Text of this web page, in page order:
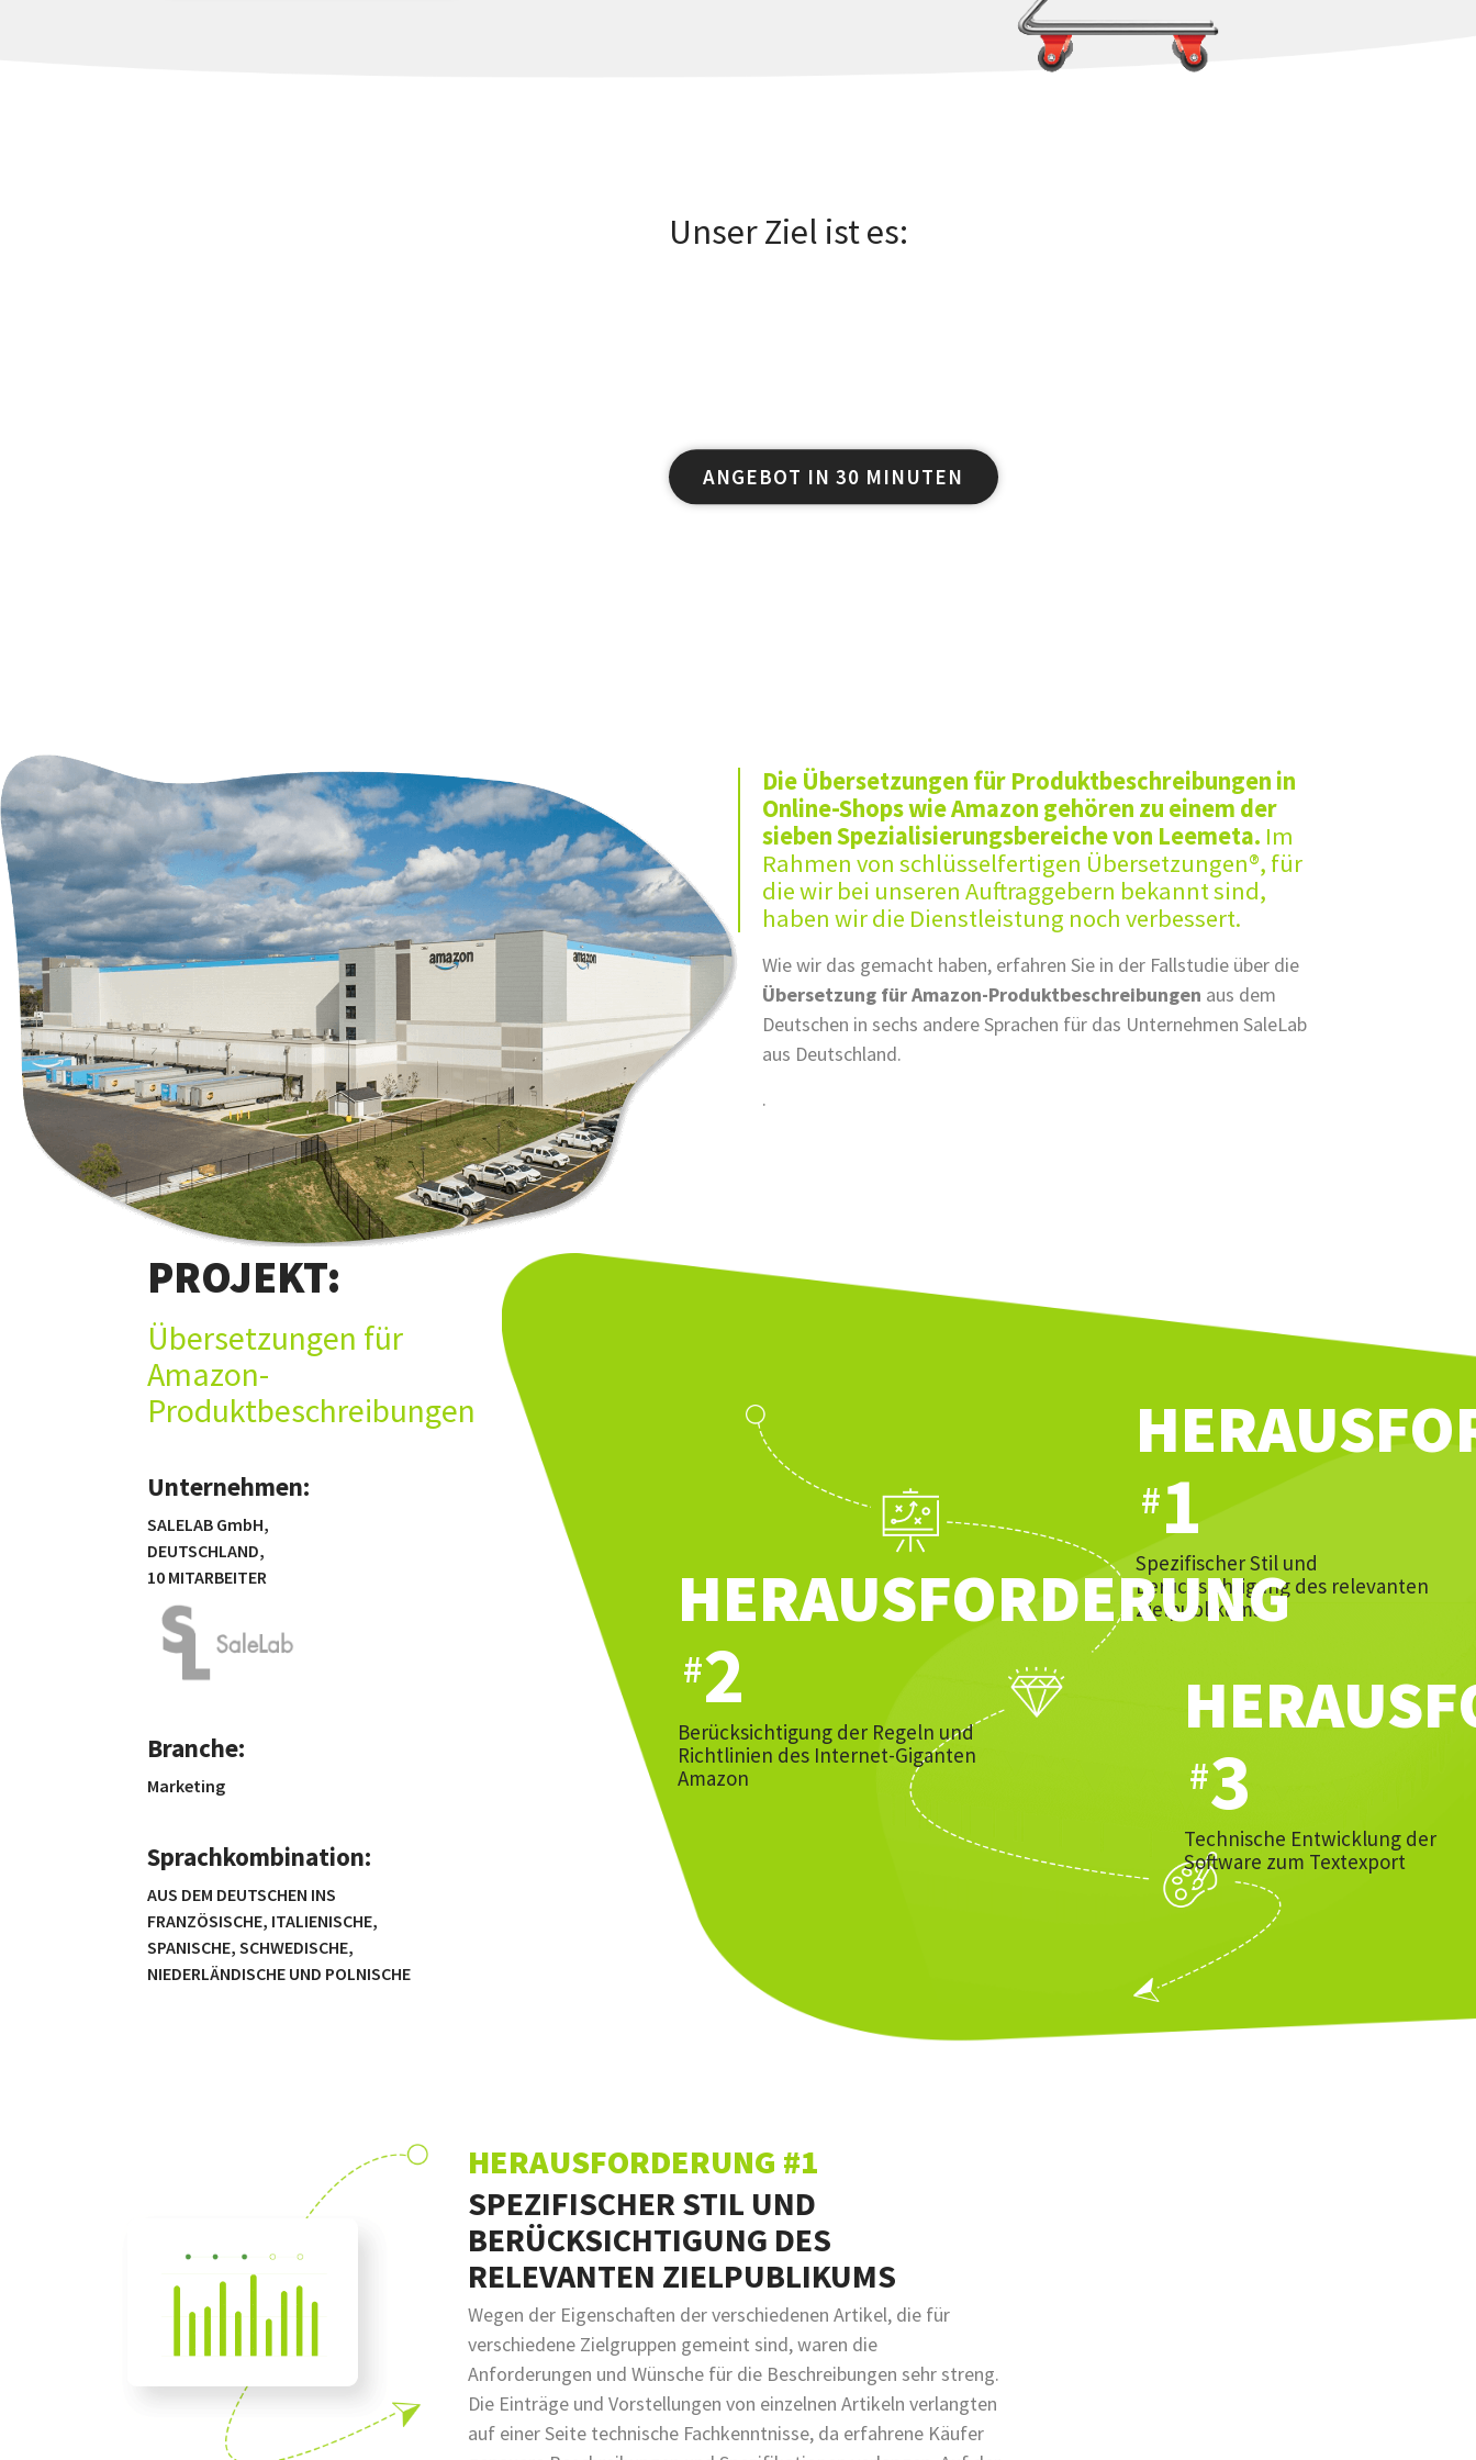
Unser Ziel ist es:
ANGEBOT IN 30 MINUTEN
Die Übersetzungen für Produktbeschreibungen in
Online-Shops wie Amazon gehören zu einem der
sieben Spezialisierungsbereiche von Leemeta. Im
Rahmen von schlüsselfertigen Übersetzungen®, für
die wir bei unseren Auftraggebern bekannt sind,
haben wir die Dienstleistung noch verbessert.
Wie wir das gemacht haben, erfahren Sie in der Fallstudie über die
Übersetzung für Amazon-Produktbeschreibungen aus dem
Deutschen in sechs andere Sprachen für das Unternehmen SaleLab
aus Deutschland.
.
PROJEKT:
Übersetzungen für
Amazon-
Produktbeschreibungen
Unternehmen:
SALELAB GmbH,
DEUTSCHLAND,
10 MITARBEITER
Branche:
Marketing
Sprachkombination:
AUS DEM DEUTSCHEN INS
FRANZÖSISCHE, ITALIENISCHE,
SPANISCHE, SCHWEDISCHE,
NIEDERLÄNDISCHE UND POLNISCHE
#1
Spezifischer Stil und
Berücksichtigung des relevanten
Zielpublikums
HERAUSFORDERUNG
#2
Berücksichtigung der Regeln und
Richtlinien des Internet-Giganten
Amazon
#3
Technische Entwicklung der
Software zum Textexport
HERAUSFORDERUNG #1
SPEZIFISCHER STIL UND
BERÜCKSICHTIGUNG DES
RELEVANTEN ZIELPUBLIKUMS
Wegen der Eigenschaften der verschiedenen Artikel, die für
verschiedene Zielgruppen gemeint sind, waren die
Anforderungen und Wünsche für die Beschreibungen sehr streng.
Die Einträge und Vorstellungen von einzelnen Artikeln verlangten
auf einer Seite technische Fachkenntnisse, da erfahrene Käufer